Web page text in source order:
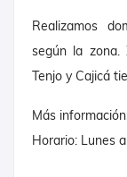
Realizamos
según la zona.
Tenjo y Cajicá
Más
Horario: Lunes